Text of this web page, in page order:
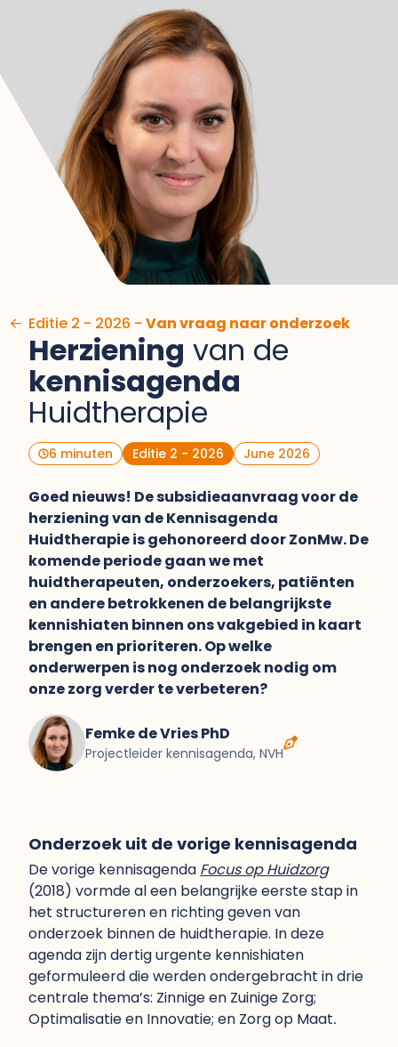
Editie 2 - 2026 - Van vraag naar onderzoek
Herziening van de
kennisagenda
Huidtherapie
6 minuten Editie 2 - 2026 June 2026
Goed nieuws! De subsidieaanvraag voor de
herziening van de Kennisagenda
Huidtherapie is gehonoreerd door ZonMw. De
komende periode gaan we met
huidtherapeuten, onderzoekers, patiënten
en andere betrokkenen de belangrijkste
kennishiaten binnen ons vakgebied in kaart
brengen en prioriteren. Op welke
onderwerpen is nog onderzoek nodig om
onze zorg verder te verbeteren?
Femke de Vries PhD
Projectleider kennisagenda, NVH
Onderzoek uit de vorige kennisagenda
De vorige kennisagenda Focus op Huidzorg
(2018) vormde al een belangrijke eerste stap in
het structureren en richting geven van
onderzoek binnen de huidtherapie. In deze
agenda zijn dertig urgente kennishiaten
geformuleerd die werden ondergebracht in drie
centrale thema’s: Zinnige en Zuinige Zorg;
Optimalisatie en Innovatie; en Zorg op Maat.